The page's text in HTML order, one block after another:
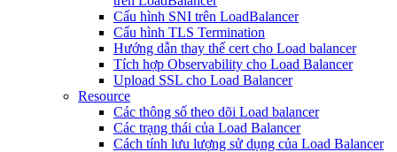
Cấu hình SNI trên LoadBalancer
Cấu hình TLS Termination
Hướng dẫn thay thế cert cho Load balancer
Tích hợp Observability cho Load Balancer
Upload SSL cho Load Balancer
Resource
Các thông số theo dõi Load balancer
Các trạng thái của Load Balancer
Cách tính lưu lượng sử dụng của Load Balancer